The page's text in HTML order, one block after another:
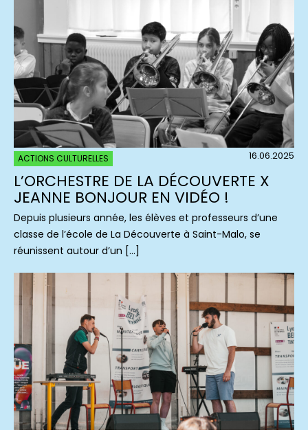
ACTIONS CULTURELLES 16.06.2025
L’ORCHESTRE DE LA DÉCOUVERTE X
JEANNE BONJOUR EN VIDÉO !
Depuis plusieurs année, les élèves et professeurs d’une
classe de l’école de La Découverte à Saint-Malo, se
réunissent autour d’un […]